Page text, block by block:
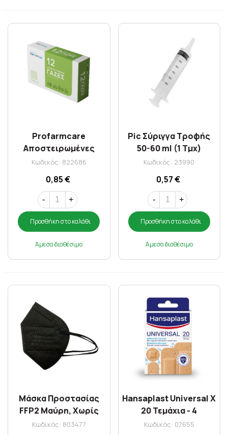
Profarmcare
Αποστειρωμένες
Γάζες 17χ30cm 12τεμ
Κωδικός: 822686
0,85 €
- +
Προσθήκη στο καλάθι
Άμεσα διαθέσιμο
Pic Σύριγγα Τροφής
50-60 ml (1 Tμχ)
Κωδικός: 23990
0,57 €
- +
Προσθήκη στο καλάθι
Άμεσα διαθέσιμο
Μάσκα Προστασίας
FFP2 Μαύρη, Χωρίς
Βαλβίδα, Πενταπλής
Κωδικός: 803477
Hansaplast Universal X
20 Τεμάχια - 4
Διαφορετικά Μεγέθη
Κωδικός: 07655